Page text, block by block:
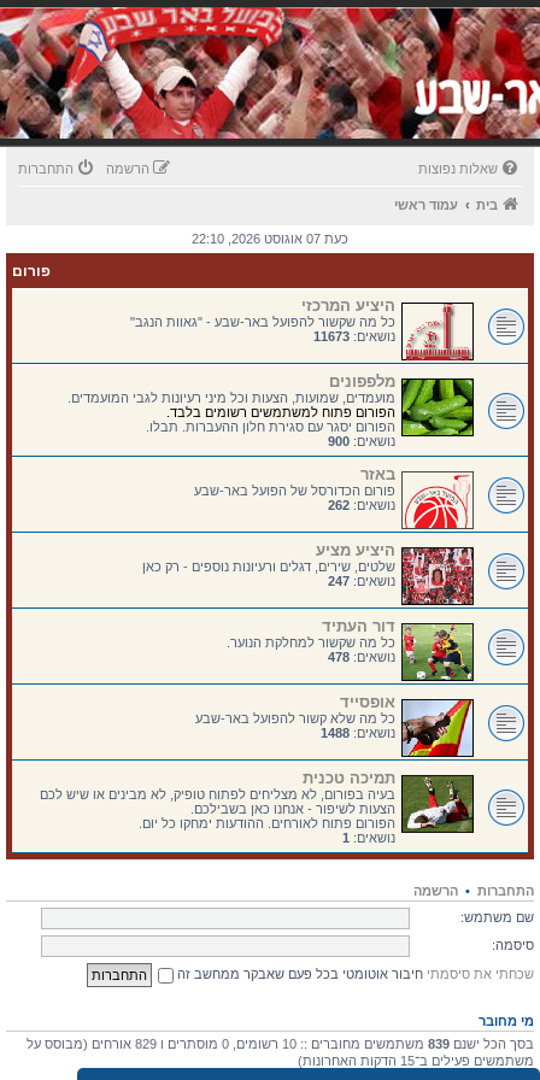
שאלות נפוצות התחברות הרשמה
בית עמוד ראשי
כעת 07 אוגוסט 2026, 22:10
פורום
היציע המרכזי
כל מה שקשור להפועל באר-שבע - "גאוות הנגב"
נושאים: 11673
מלפפונים
מועמדים, שמועות, הצעות וכל מיני רעיונות לגבי המועמדים.
הפורום פתוח למשתמשים רשומים בלבד.
הפורום יסגר עם סגירת חלון ההעברות. תבלו.
נושאים: 900
באזר
פורום הכדורסל של הפועל באר-שבע
נושאים: 262
היציע מציע
שלטים, שירים, דגלים ורעיונות נוספים - רק כאן
נושאים: 247
דור העתיד
כל מה שקשור למחלקת הנוער.
נושאים: 478
אופסייד
כל מה שלא קשור להפועל באר-שבע
נושאים: 1488
תמיכה טכנית
בעיה בפורום, לא מצליחים לפתוח טופיק, לא מבינים או שיש לכם
הצעות לשיפור - אנחנו כאן בשבילכם.
הפורום פתוח לאורחים. ההודעות ימחקו כל יום.
נושאים: 1
התחברות • הרשמה
שם משתמש:
סיסמה:
שכחתי את סיסמתי חיבור אוטומטי בכל פעם שאבקר ממחשב זה
מי מחובר
בסך הכל ישנם 839
משתמשים מחוברים :: 10 רשומים, 0 מוסתרים ו 829 אורחים (מבוסס על
משתמשים פעילים ב־15 הדקות האחרונות)